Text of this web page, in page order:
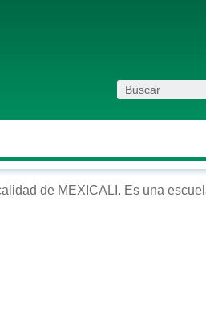
de MEXICALI . Es una